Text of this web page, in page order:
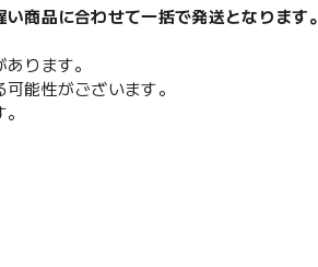
商品に合わせて一括で発送となります。
ります。
能性がございます。